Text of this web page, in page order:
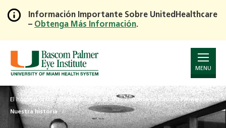
Skip
to
Main
Información Importante Sobre UnitedHealthcare
– Obtenga Más Información.
MENU
El hospital oftalmológico n.° 1. en EE. UU. Acerca de Bascom Palmer
Nuestra historia